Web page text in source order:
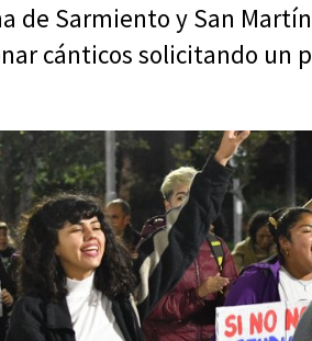
de Sarmiento y San
cánticos solicitando un